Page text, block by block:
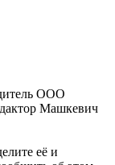
ООО
Машкевич
её и